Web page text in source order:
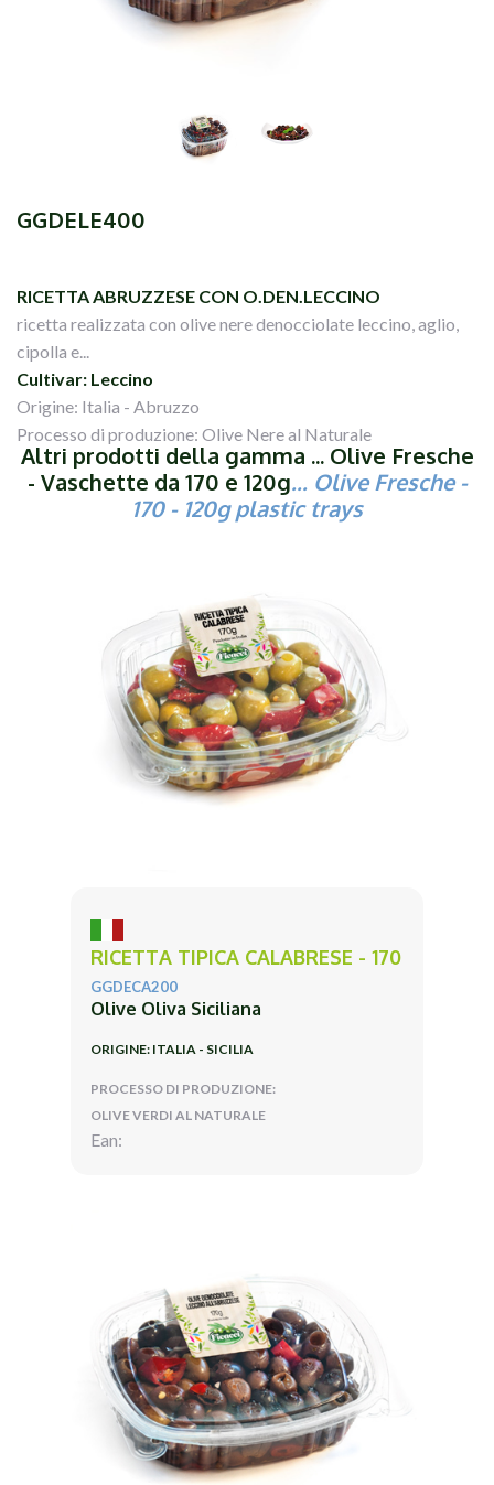
GGDELE400
RICETTA ABRUZZESE CON O.DEN.LECCINO
ricetta realizzata con olive nere denocciolate leccino, aglio,
cipolla e...
Cultivar: Leccino
Origine: Italia - Abruzzo
Processo di produzione: Olive Nere al Naturale
Altri prodotti della gamma ... Olive Fresche
- Vaschette da 170 e 120g... Olive Fresche -
170 - 120g plastic trays
RICETTA TIPICA CALABRESE - 170
GGDECA200
Olive Oliva Siciliana
ORIGINE: ITALIA - SICILIA
PROCESSO DI PRODUZIONE:
OLIVE VERDI AL NATURALE
Ean: